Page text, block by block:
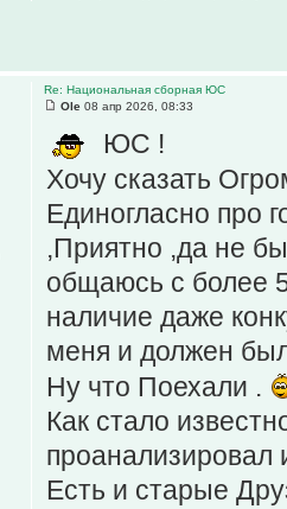
Re: Национальная сборная ЮС
Ole 08 апр 2026, 08:33
ЮС !
Хочу сказать
Единогласно про
,Приятно ,да не
общаюсь с более
наличие даже
меня и должен
Ну что Поехали .
Как стало
проанализировал
Есть и старые